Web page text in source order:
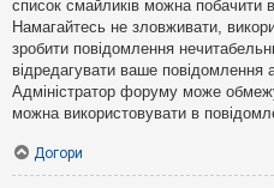
список смайликів можна побачити
Намагайтесь не зловживати,
зробити повідомлення
відредагувати ваше повідомлення
Адміністратор форуму може
можна використовувати в
Догори